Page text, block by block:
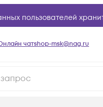
пользователей
чатshop-msk@nag.ru